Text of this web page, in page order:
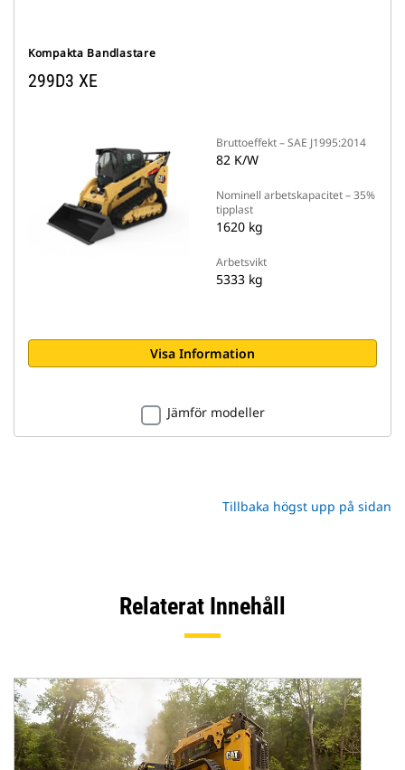
Kompakta Bandlastare
299D3 XE
Bruttoeffekt – SAE J1995:2014
82 K/W
Nominell arbetskapacitet – 35%
tipplast
1620 kg
Arbetsvikt
5333 kg
Visa Information
Jämför modeller
Tillbaka högst upp på sidan
Relaterat Innehåll